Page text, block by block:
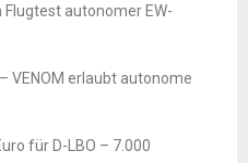
Flugtest autonomer EW-
VENOM erlaubt autonome
für D-LBO – 7.000